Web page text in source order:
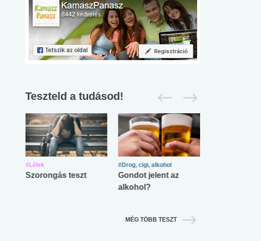
Teszteld a tudásod!
#Lélek
Szorongás teszt
#Drog, cigi, alkohol
Gondot jelent az
alkohol?
MÉG TÖBB TESZT